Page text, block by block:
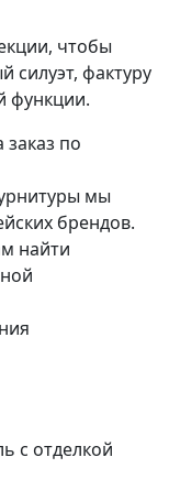
чтобы
силуэт, фактуру
функции.
заказ по
мы
брендов.
найти
с отделкой